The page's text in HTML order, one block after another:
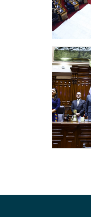
Por su
Santiago
moderna
santiaguina.
dar por